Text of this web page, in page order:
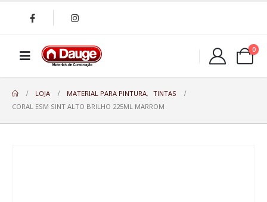
0
LOJA MATERIAL PARA PINTURA,
TINTAS
CORAL ESM SINT ALTO BRILHO 225ML MARROM